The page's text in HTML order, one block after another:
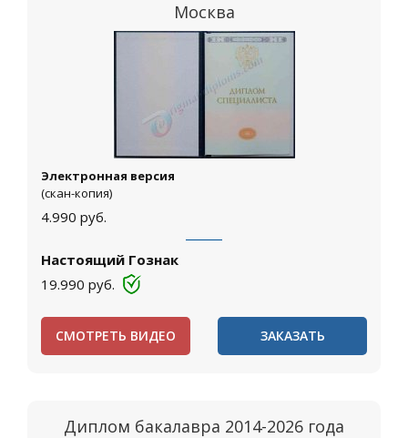
Москва
Электронная версия
(скан-копия)
4.990 руб.
Настоящий Гознак
19.990 руб.
СМОТРЕТЬ ВИДЕО ЗАКАЗАТЬ
Диплом бакалавра 2014-2026 года